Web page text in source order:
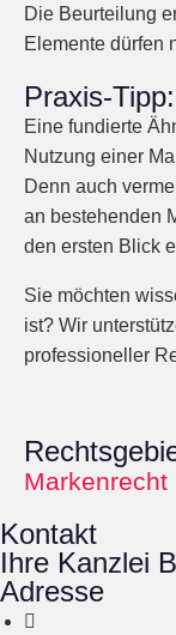
Die Beurteilung
Elemente dürfen
Praxis-Tipp:
Eine fundierte
Nutzung einer
Denn auch
an bestehenden
den ersten Blick
Sie möchten
ist? Wir
professioneller
Markenrecht
Kontakt
Ihre Kanzlei
Adresse